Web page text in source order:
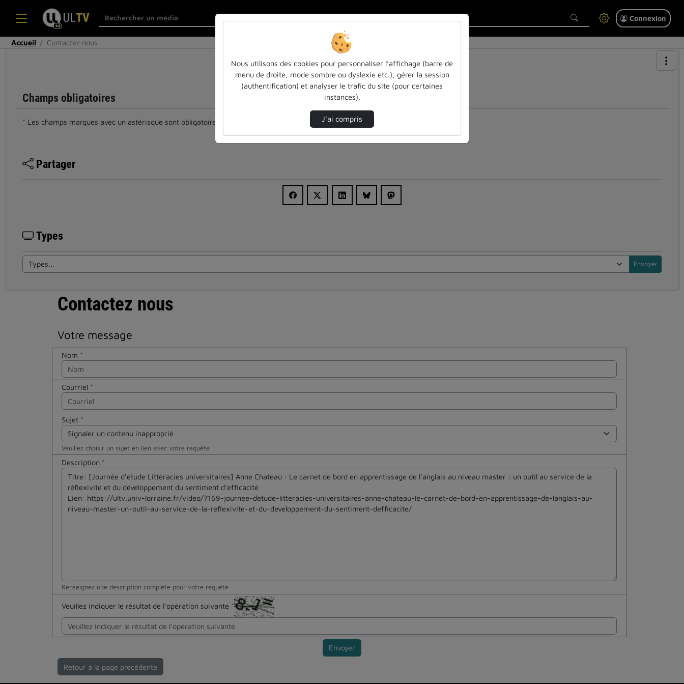
Connexion
Accueil Contactez nous
Champs obligatoires
* Les champs marqués avec un astérisque sont obligatoires.
Partager
Types
Contactez nous
Votre message
Nom *
Courriel *
Sujet *
Veuillez choisir un sujet en lien avec votre requête
Description *
Renseignez une description complète pour votre requête
Veuillez indiquer le résultat de l’opération suivante *
en métal
Envoyer
Retour à la page précédente
Nous utilisons des cookies pour personnaliser l’affichage (barre de
menu de droite, mode sombre ou dyslexie etc.), gérer la session
(authentification) et analyser le trafic du site (pour certaines
instances).
J’ai compris